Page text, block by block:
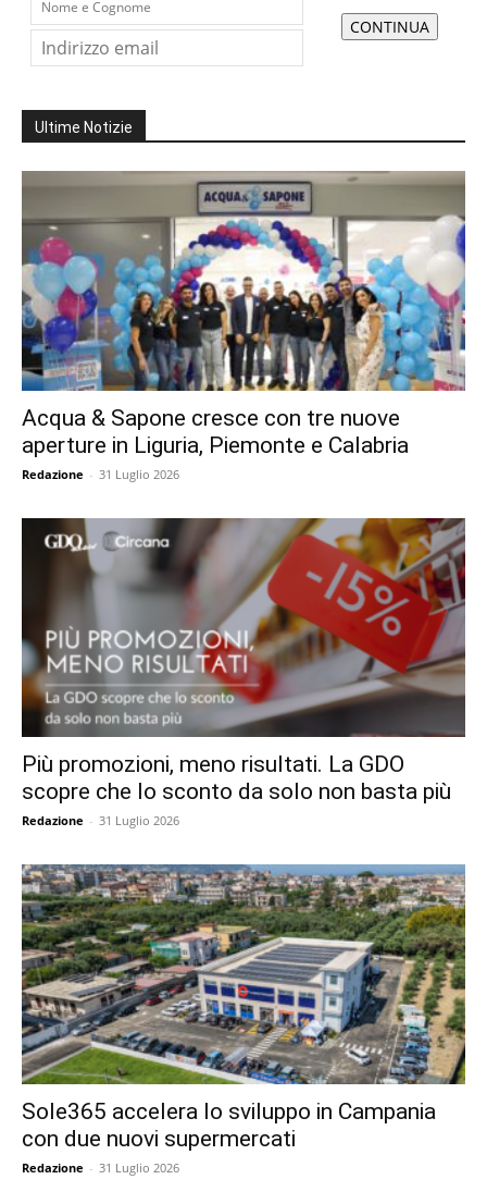
Ultime Notizie
Acqua & Sapone cresce con tre nuove
aperture in Liguria, Piemonte e Calabria
Redazione - 31 Luglio 2026
Più promozioni, meno risultati. La GDO
scopre che lo sconto da solo non basta più
Redazione - 31 Luglio 2026
Sole365 accelera lo sviluppo in Campania
con due nuovi supermercati
Redazione - 31 Luglio 2026